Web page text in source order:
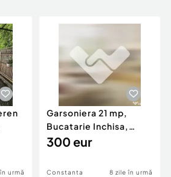
Zo
urmă
Garsoniera 21 mp,
Bucatarie Inchisa,
Valabil din Septembrie,
300 eur
Constanta 8 zile în urmă